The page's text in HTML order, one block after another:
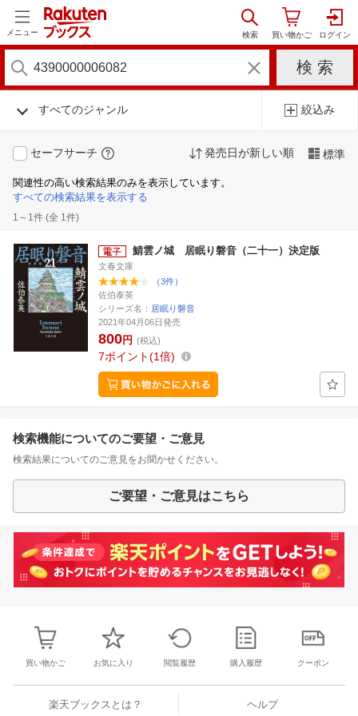
メニュー
すべてのジャンル 絞込み
セーフサーチ 発売日が新しい順 標準
関連性の高い検索結果のみを表示しています。
すべての検索結果を表示する
1～1件 (全 1件)
鯖雲ノ城 居眠り磐音（二十一）決定版
文春文庫
（3件）
佐伯泰英
シリーズ名： 居眠り磐音
2021年04月06日発売
800円 (税込)
7ポイント 1倍
検索機能についてのご要望・ご意見
検索結果についてのご意見をお聞かせください。
ご要望・ご意見はこちら
買い物かご お気に入り 閲覧履歴 購入履歴 クーポン
楽天ブックスとは？ ヘルプ